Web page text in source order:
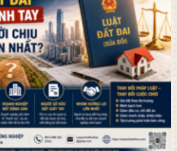
thừa kế và lập di chúc